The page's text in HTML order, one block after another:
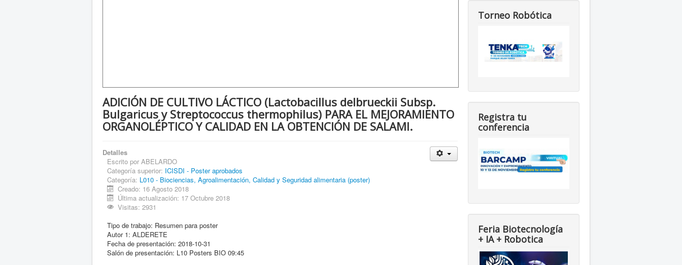
ADICIÓN DE CULTIVO LÁCTICO (Lactobacillus delbrueckii Subsp.
Bulgaricus y Streptococcus thermophilus) PARA EL MEJORAMIENTO
ORGANOLÉPTICO Y CALIDAD EN LA OBTENCIÓN DE SALAMI.
Detalles
Escrito por ABELARDO
Categoría superior: ICISDI - Poster aprobados
Categoría: L010 - Biociencias, Agroalimentación, Calidad y Seguridad alimentaria (poster)
Creado: 16 Agosto 2018
Última actualización: 17 Octubre 2018
Visitas: 2931
Tipo de trabajo: Resumen para poster
Autor 1: ALDERETE
Fecha de presentación: 2018-10-31
Salón de presentación: L10 Posters BIO 09:45
Torneo Robótica
Registra tu
conferencia
Feria Biotecnología
+ IA + Robotica